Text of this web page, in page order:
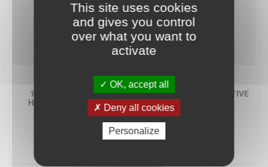
10273 - LA MAISON
HANTÉE DE LA FÊTE
10277 - LA LOCOMOTIVE
This site uses cookies
and gives you control
over what you want to
activate
OK, accept all
Deny all cookies
Personalize